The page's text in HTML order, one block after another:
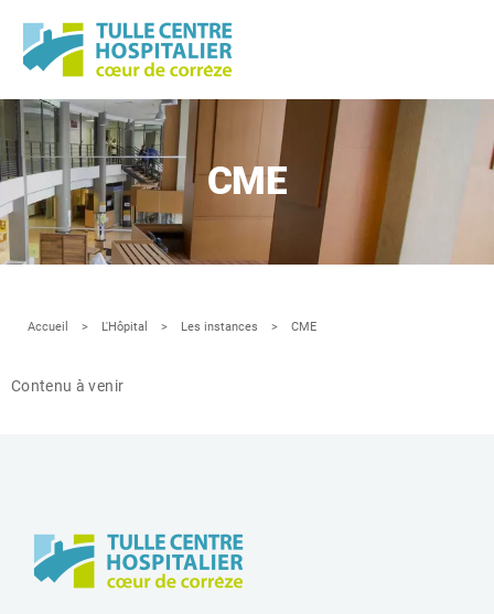
CME
Accueil L'Hôpital Les instances CME
Contenu à venir